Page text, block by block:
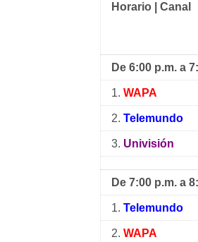
Horario | Canal
De 6:00 p.m. a
1. WAPA
2. Telemundo
3. Univisión
De 7:00 p.m. a
1. Telemundo
2. WAPA